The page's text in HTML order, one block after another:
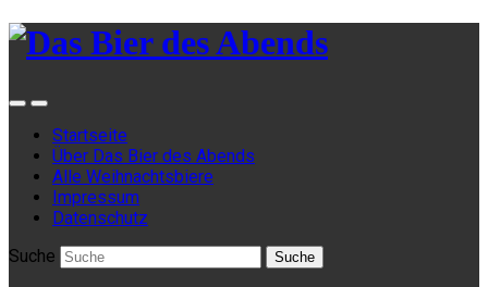
Startseite
Über Das Bier des Abends
Alle Weihnachtsbiere
Impressum
Datenschutz
Suche